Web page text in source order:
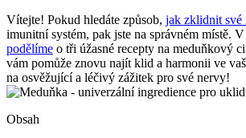
Vítejte! Pokud hledáte způsob, jak zklidnit své
imunitní systém, pak jste na správném místě. V
podělíme o tři úžasné recepty na meduňkový
vám pomůže znovu najít klid a harmonii ve
na osvěžující a léčivý zážitek pro své nervy!
Obsah